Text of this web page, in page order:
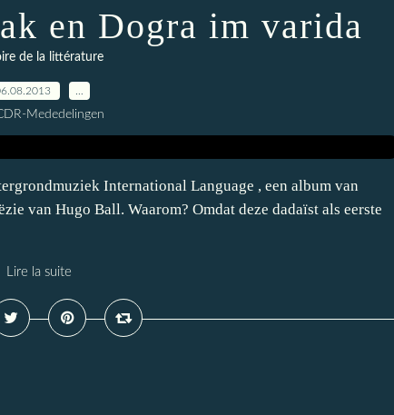
en Dogra im varida
de la littérature
Mededelingen
International Language , een album van
van Hugo Ball. Waarom? Omdat deze dadaïst als eerste
Lire la suite